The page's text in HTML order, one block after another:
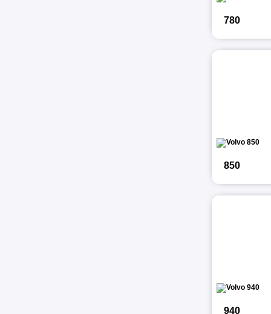
780
850
940